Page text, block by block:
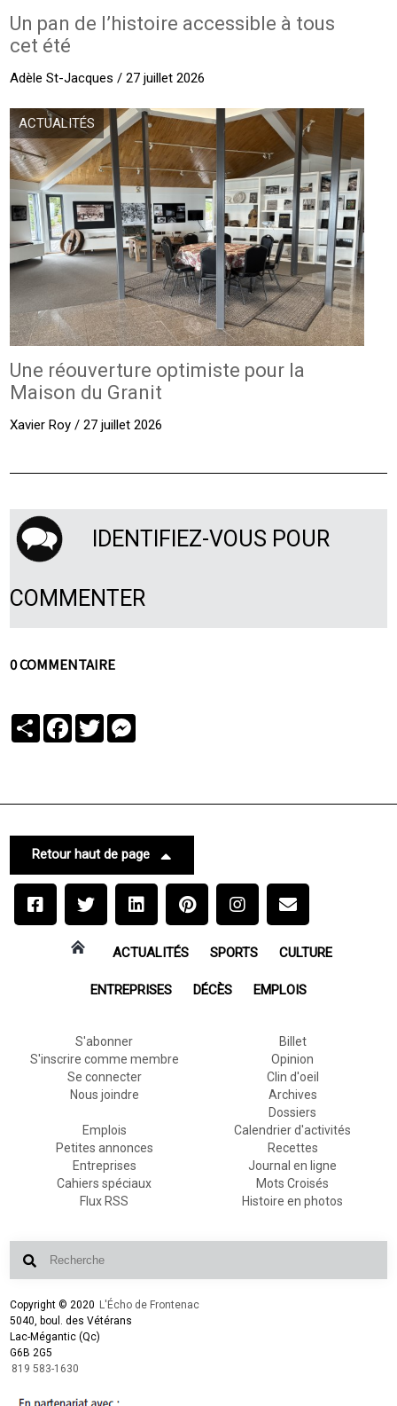
Un pan de l’histoire accessible à tous
cet été
Adèle St-Jacques / 27 juillet 2026
ACTUALITÉS
Une réouverture optimiste pour la
Maison du Granit
Xavier Roy / 27 juillet 2026
IDENTIFIEZ-VOUS POUR
COMMENTER
0 COMMENTAIRE
PartagerFacebook
Twitter
Retour haut de page
ACTUALITÉS SPORTS CULTURE
ENTREPRISES DÉCÈS EMPLOIS
S'abonner
S'inscrire comme membre
Se connecter
Nous joindre
Billet
Opinion
Clin d'oeil
Archives
Dossiers
Emplois
Petites annonces
Entreprises
Cahiers spéciaux
Flux RSS
Calendrier d'activités
Recettes
Journal en ligne
Mots Croisés
Histoire en photos
Copyright © 2020 L'Écho de Frontenac
5040, boul. des Vétérans
Lac-Mégantic (Qc)
G6B 2G5
819 583-1630